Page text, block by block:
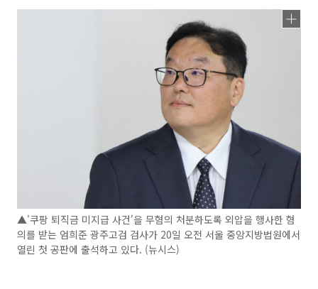
▲'쿠팡 퇴직금 미지급 사건'을 무혐의 처분하도록 외압을 행사한 혐
의를 받는 엄희준 광주고검 검사가 20일 오전 서울 중앙지방법원에서
열린 첫 공판에 출석하고 있다. (뉴시스)